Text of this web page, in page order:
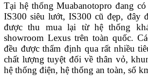
Tại hệ thống Muabanotopro đang
IS300 siêu lướt, IS300 cũ đẹp, đây
được thu mua lại từ hệ thống
showroom Lexus trên toàn quốc.
đều được thẩm định qua rất nhiều
chất lượng tuyệt đối về thân vỏ,
hệ thống điện, hệ thống an toàn, số